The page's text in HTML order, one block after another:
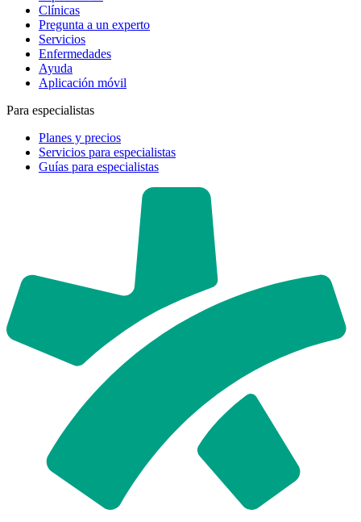
Clínicas
Pregunta a un experto
Servicios
Enfermedades
Ayuda
Aplicación móvil
Para especialistas
Planes y precios
Servicios para especialistas
Guías para especialistas